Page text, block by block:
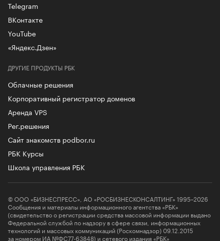
ДРУГИЕ ПРОДУКТЫ РБК
Облачные решения
Корпоративный регистратор доменов
Аренда VPS
Рег.решения
Сайт знакомств podbor.ru
РБК Курсы
Школа управления РБК
Telegram
ВКонтакте
YouTube
«Яндекс.Дзен»
© ООО «БИЗНЕСПРЕСС», АО «РОСБИЗНЕСКОНСАЛТИНГ» 1995–2026
Сообщения и материалы информационного агентства «РБК»
(свидетельство о регистрации средства массовой информации выдано
Федеральной службой по надзору в сфере связи, информационных
технологий и массовых коммуникаций (Роскомнадзор) 09.12.2015
за номером ИА №ФС77-63848) и сетевого издания «РБК»